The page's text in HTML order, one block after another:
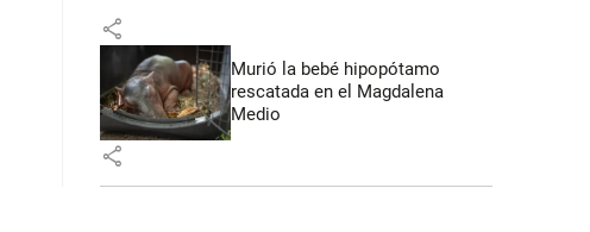
share
Murió la bebé hipopótamo
rescatada en el Magdalena
Medio
share